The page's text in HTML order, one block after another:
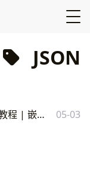
JSON
Go 语言 JSON 字符串转 Struct 完整教程 | 嵌套解析与实战技巧 05-03